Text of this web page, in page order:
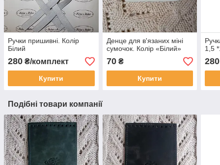
Ручки пришивні. Колір
Білий
280 ₴/комплект
Купити
Денце для в'язаних міні
сумочок. Колір «Білий»
70₴
Купити
1,5
280
Подібні товари компанії